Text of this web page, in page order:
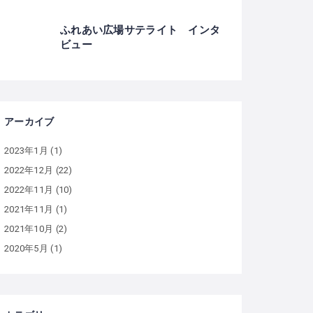
ふれあい広場サテライト インタ
ビュー
アーカイブ
2023年1月 (1)
2022年12月 (22)
2022年11月 (10)
2021年11月 (1)
2021年10月 (2)
2020年5月 (1)